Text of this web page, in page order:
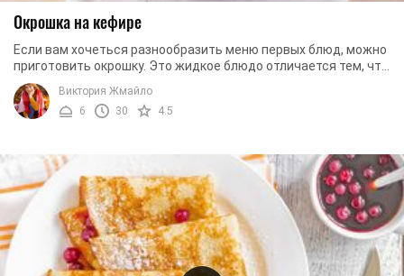
Окрошка на кефире
Если вам хочеться разнообразить меню первых блюд, можно
приготовить окрошку. Это жидкое блюдо отличается тем, что
подается в холодном виде и ...
Виктория Жмайло
6
30 4.5